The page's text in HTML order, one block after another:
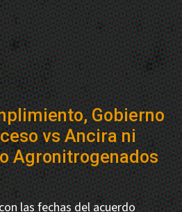
Gobierno
vs Ancira ni
Agronitrogenados
las fechas del acuerdo